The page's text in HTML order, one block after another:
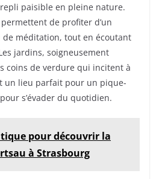
paisible en pleine nature.
de profiter d’un
méditation, tout en écoutant
jardins, soigneusement
coins de verdure qui incitent à
un lieu parfait pour un pique-
s’évader du quotidien.
pour découvrir la
à Strasbourg